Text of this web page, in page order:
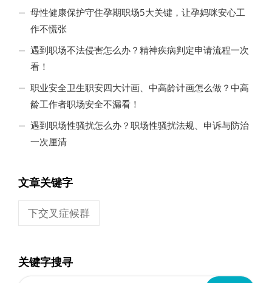
母性健康保护守住孕期职场5大关键，让孕妈咪安心工
作不慌张
遇到职场不法侵害怎么办？精神疾病判定申请流程一次
看！
职业安全卫生职安四大计画、中高龄计画怎么做？中高
龄工作者职场安全不漏看！
遇到职场性骚扰怎么办？职场性骚扰法规、申诉与防治
一次厘清
文章关键字
下交叉症候群
关键字搜寻